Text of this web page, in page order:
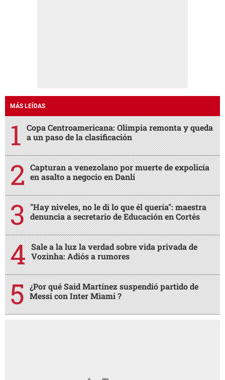
MÁS LEÍDAS
Copa Centroamericana: Olimpia remonta y queda
a un paso de la clasificación
Capturan a venezolano por muerte de expolicía
en asalto a negocio en Danlí
"Hay niveles, no le di lo que él quería": maestra
denuncia a secretario de Educación en Cortés
Sale a la luz la verdad sobre vida privada de
Vozinha: Adiós a rumores
¿Por qué Said Martínez suspendió partido de
Messi con Inter Miami ?